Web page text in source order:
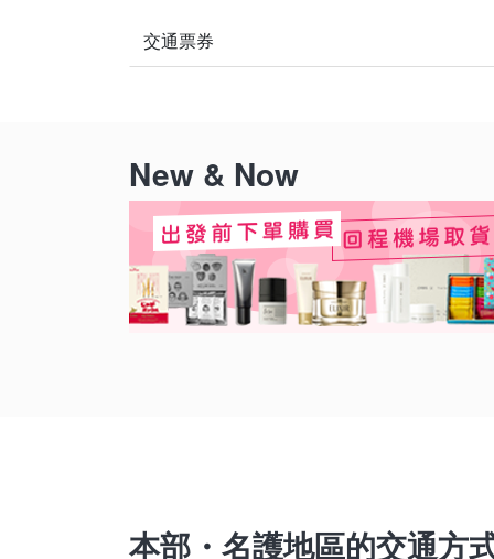
交通票券
New & Now
本部・名護地區的交通方